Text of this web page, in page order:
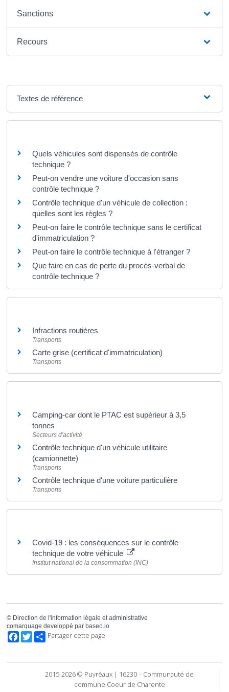
Sanctions
Recours
Textes de référence
Quels véhicules sont dispensés de contrôle
technique ?
Peut-on vendre une voiture d'occasion sans
contrôle technique ?
Contrôle technique d'un véhicule de collection :
quelles sont les règles ?
Peut-on faire le contrôle technique sans le certificat
d'immatriculation ?
Peut-on faire le contrôle technique à l'étranger ?
Que faire en cas de perte du procès-verbal de
contrôle technique ?
Infractions routières
Transports
Carte grise (certificat d'immatriculation)
Transports
Camping-car dont le PTAC est supérieur à 3,5
tonnes
Secteurs d'activité
Contrôle technique d'un véhicule utilitaire
(camionnette)
Transports
Contrôle technique d'une voiture particulière
Transports
Covid-19 : les conséquences sur le contrôle
technique de votre véhicule
Institut national de la consommation (INC)
© Direction de l'information légale et administrative
comarquage developpé par baseo.io
Facebook
TwitterPartager cette page
2015-2026 © Puyréaux | 16230 – Communauté de
commune Coeur de Charente